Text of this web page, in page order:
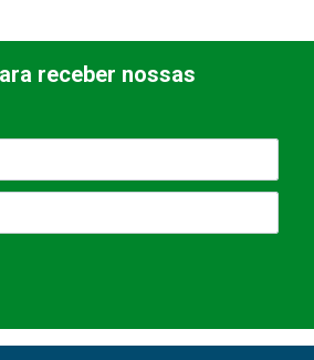
receber nossas